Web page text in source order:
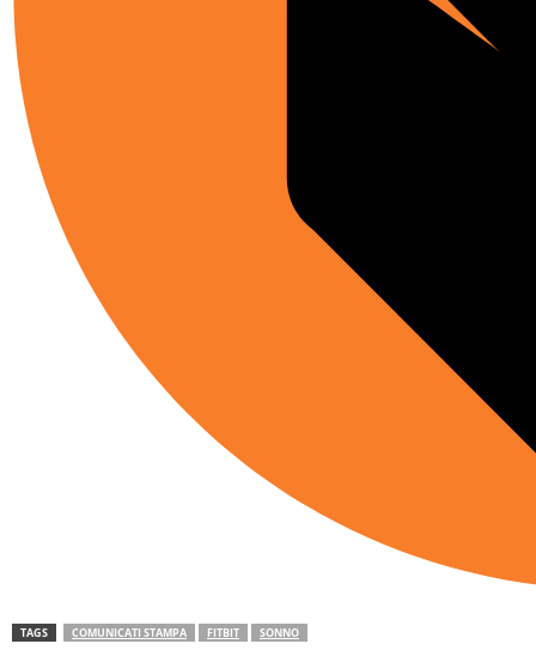
TAGS COMUNICATI STAMPA FITBIT SONNO